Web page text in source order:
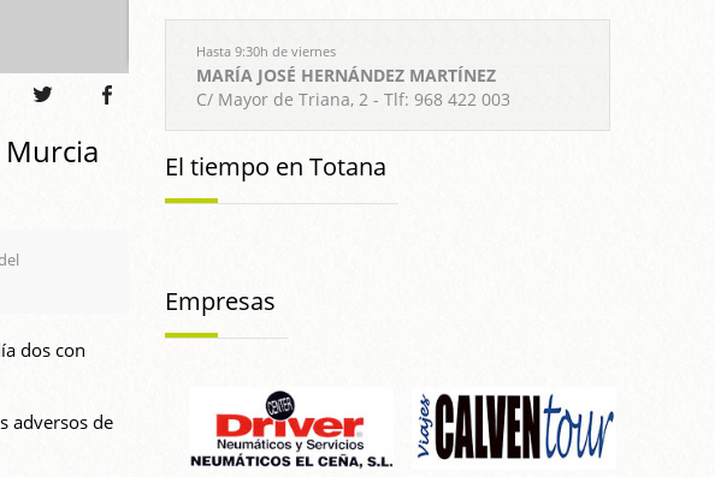
Murcia
dos con
adversos de
Hasta 9:30h de viernes
MARÍA JOSÉ HERNÁNDEZ MARTÍNEZ
C/ Mayor de Triana, 2 - Tlf: 968 422 003
El tiempo en Totana
Empresas